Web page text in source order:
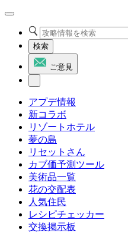
検索
ご意見
アプデ情報
新コラボ
リゾートホテル
夢の島
リセットさん
カブ価予測ツール
美術品一覧
花の交配表
人気住民
レシピチェッカー
交換掲示板